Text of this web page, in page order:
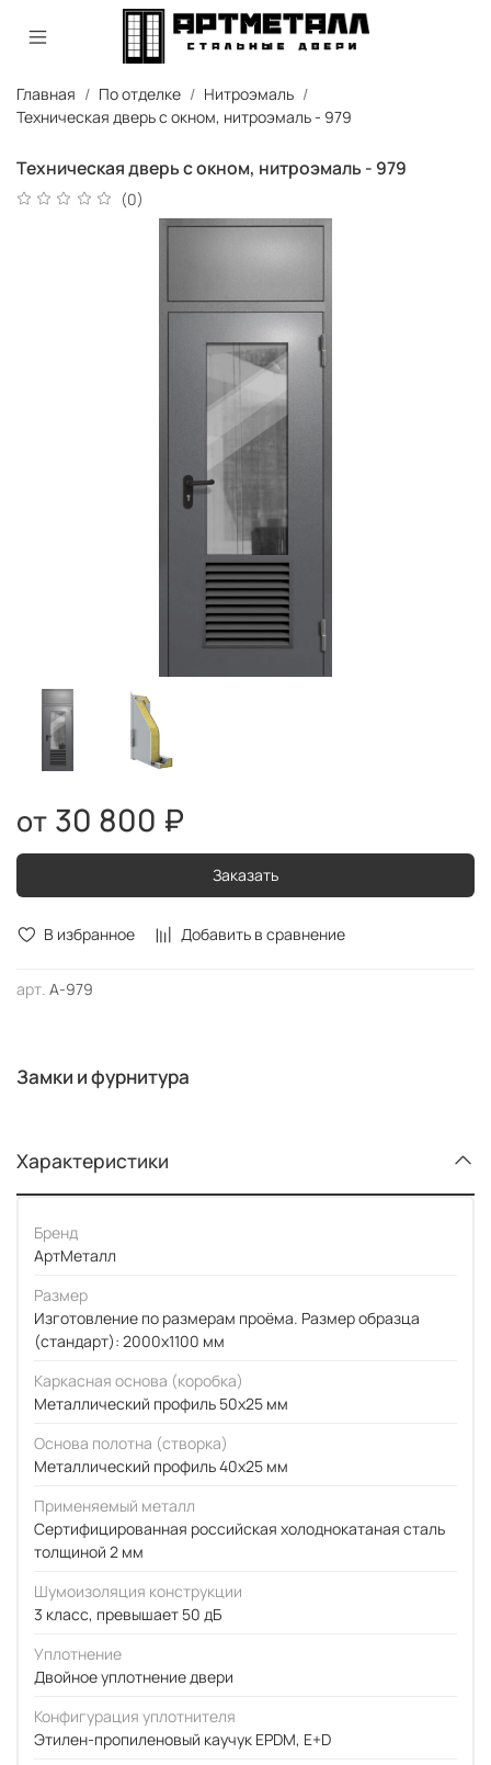
Главная По отделке
Нитроэмаль
Техническая дверь с окном, нитроэмаль - 979
Техническая дверь с окном, нитроэмаль - 979
(0)
В избранное Добавить в сравнение
арт. А-979
30 800 ₽
Заказать
Замки и фурнитура
Характеристики
Бренд
АртМеталл
Размер
Изготовление по размерам проёма. Размер образца
(стандарт): 2000x1100 мм
Каркасная основа (коробка)
Металлический профиль 50x25 мм
Основа полотна (створка)
Металлический профиль 40x25 мм
Применяемый металл
Сертифицированная российская холоднокатаная сталь
толщиной 2 мм
Шумоизоляция конструкции
3 класс, превышает 50 дБ
Уплотнение
Двойное уплотнение двери
Конфигурация уплотнителя
Этилен-пропиленовый каучук EPDM, E+D